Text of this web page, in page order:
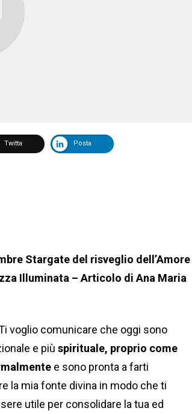
Twitta Posta
Stargate del risveglio dell’Amore
Illuminata – Articolo di Ana Maria
voglio comunicare che oggi sono
e più spirituale, proprio come
e sono pronta a farti
la mia fonte divina in modo che ti
utile per consolidare la tua ed